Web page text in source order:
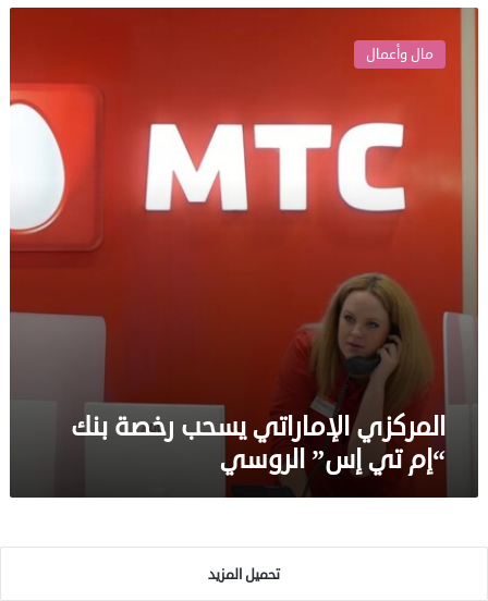
الإماراتي
يسحب
الروسي
مال وأعمال
المركزي الإماراتي يسحب رخصة بنك
“إم تي إس” الروسي
تحميل المزيد